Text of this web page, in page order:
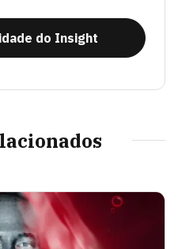
do Insight